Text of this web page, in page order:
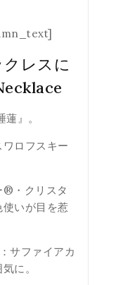
クレスに
』。
ロフスキー
®・クリスタ
いが目を惹
サファイアカ
に。